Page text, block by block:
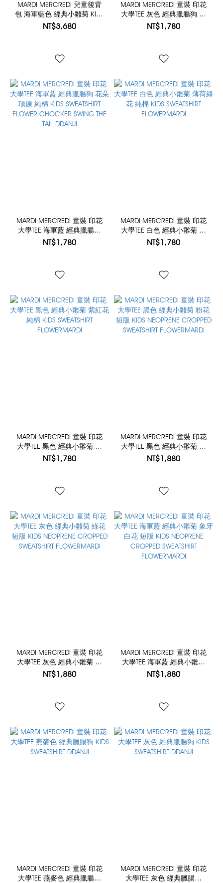
MARDI MERCREDI 兒童後背
包 海軍藍色 經典小雛菊 KIDS
BACKPACK FLOWERMARDI
NT$3,680
MARDI MERCREDI 童裝 印花
大學TEE 灰色 經典臘腸狗 珍
珠項鍊 純棉 KIDS SWEATSHIRT
NT$1,780
MARDI MERCREDI 童裝 印花
大學TEE 海軍藍 經典臘腸狗
花朵項鍊 純棉 KIDS
NT$1,780
MARDI MERCREDI 童裝 印花
大學TEE 白色 經典小雛菊 薄
荷綠花 純棉 KIDS SWEATSHIRT
NT$1,780
MARDI MERCREDI 童裝 印花
大學TEE 黑色 經典小雛菊 紫
紅花 純棉 KIDS SWEATSHIRT
NT$1,780
MARDI MERCREDI 童裝 印花
大學TEE 黑色 經典小雛菊 粉
花 短版 KIDS NEOPRENENT$1,880
MARDI MERCREDI 童裝 印花
大學TEE 灰色 經典小雛菊 綠
花 短版 KIDS NEOPRENENT$1,880
MARDI MERCREDI 童裝 印花
大學TEE 海軍藍 經典小雛菊
象牙白花 短版 KIDS
NT$1,880
MARDI MERCREDI 童裝 印花
大學TEE 燕麥色 經典臘腸狗
MARDI MERCREDI 童裝 印花
大學TEE 灰色 經典臘腸狗